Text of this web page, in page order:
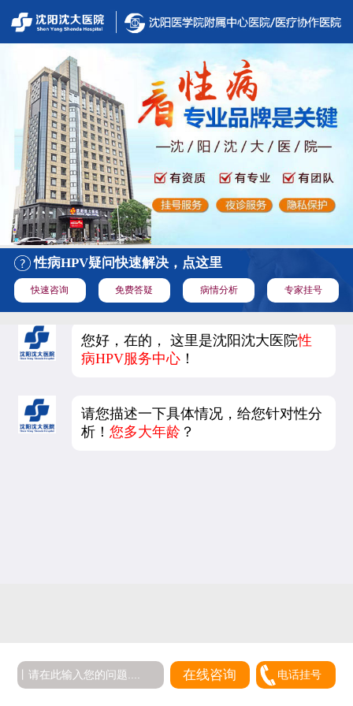
性病HPV疑问快速解决，点这里
快速咨询 免费答疑 病情分析 专家挂号
您好，在的， 这里是沈阳沈大医院性
病HPV服务中心 ！
请您描述一下具体情况，给您针对性分
析！您多大年龄 ？
在线咨询 电话挂号